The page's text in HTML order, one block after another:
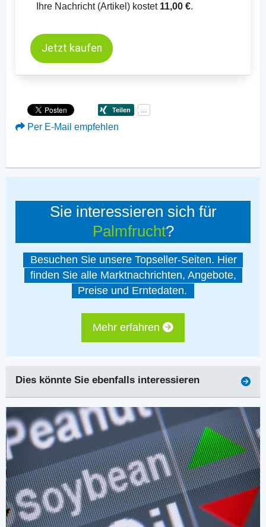
Ihre Nachricht (Artikel) kostet 11,00 €.
Jetzt kaufen
Per E-Mail empfehlen
Sie interessieren sich für
Palmfrucht?
Besuchen Sie unsere Topseller-Seiten. Hier
finden Sie alle Marktnachrichten, Angebote,
Preise und Erntedaten.
Mehr erfahren
Dies könnte Sie ebenfalls interessieren